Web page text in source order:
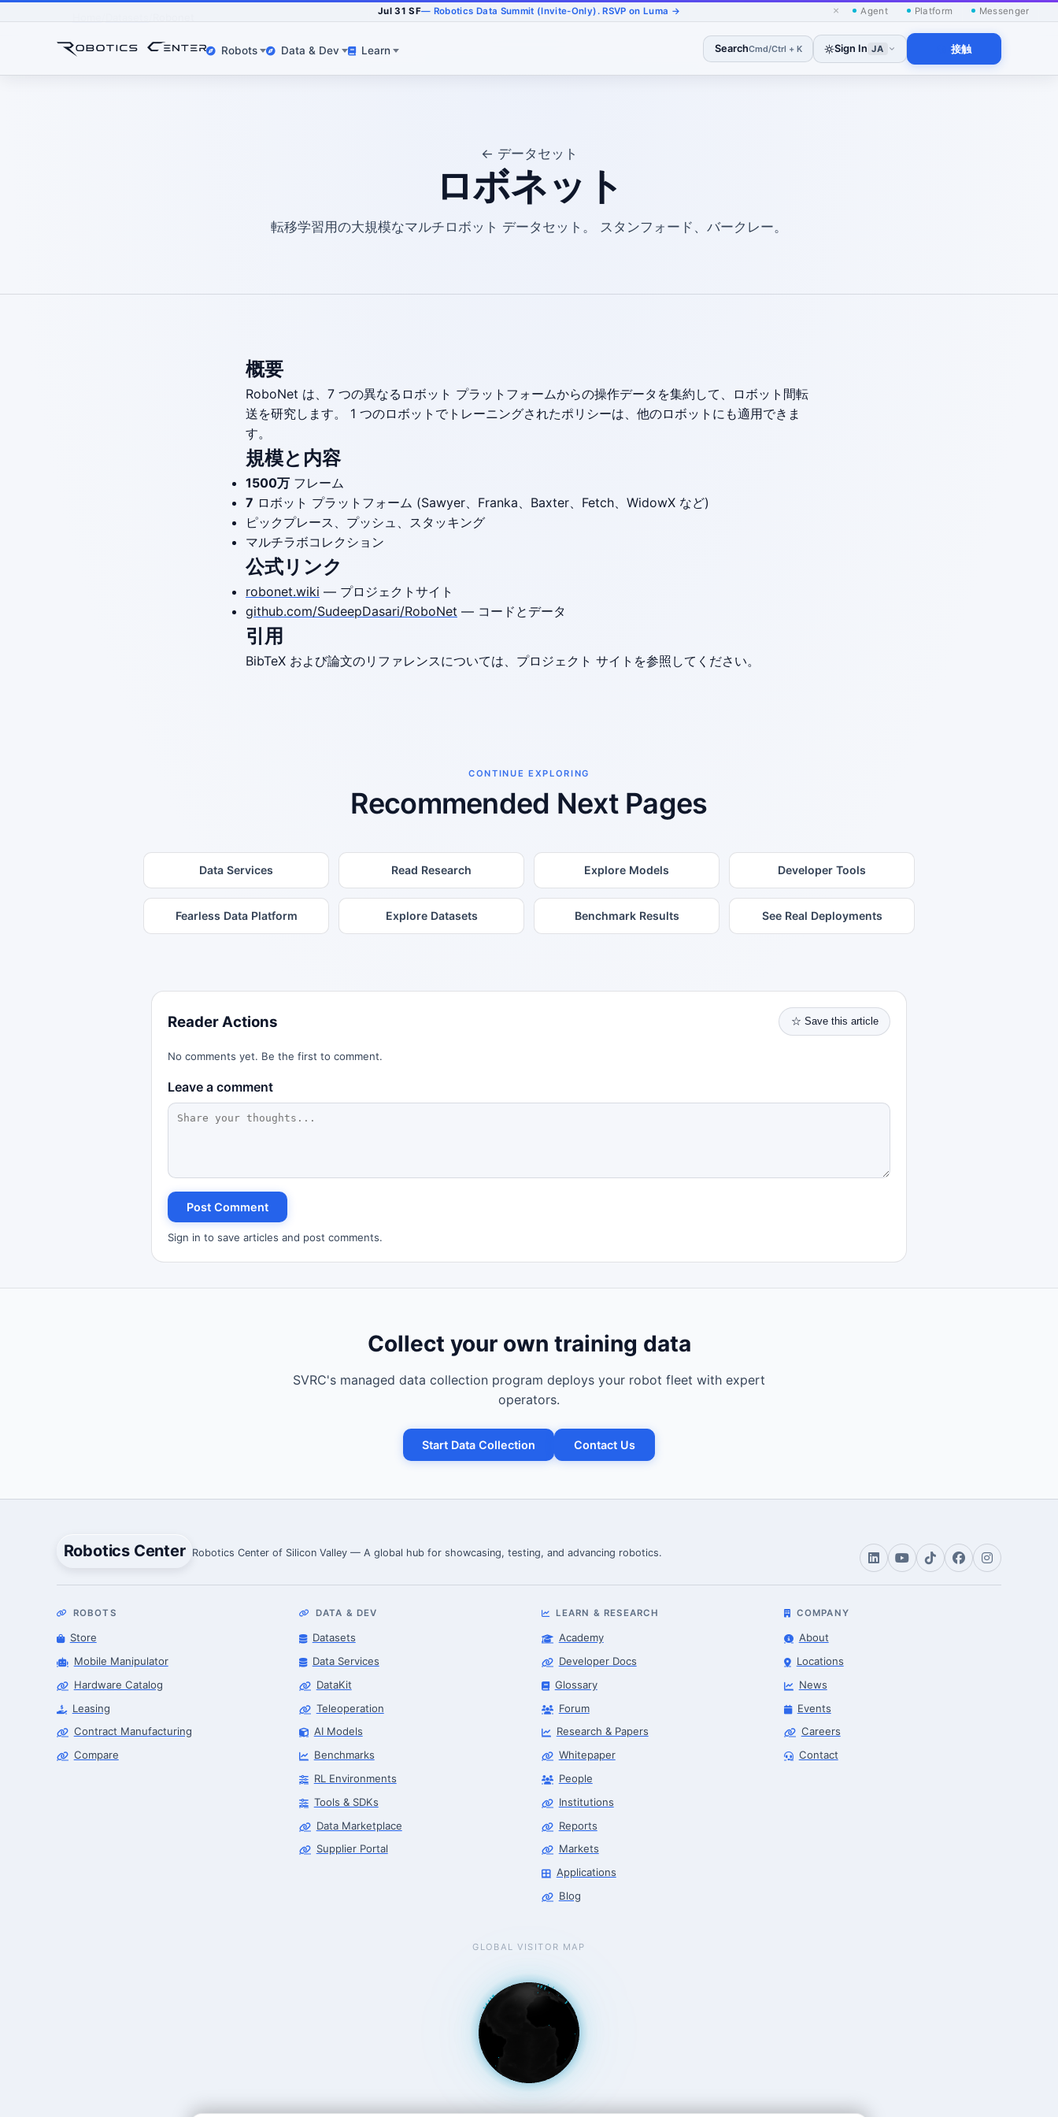
Jul 31 SF— Robotics Data Summit (Invite-Only). RSVP on Luma → × Agent Platform Messenger
Robots Data & Dev Learn SearchCmd/Ctrl + K Sign In JA 接触
← データセット
ロボネット
転移学習用の大規模なマルチロボット データセット。 スタンフォード、バークレー。
概要
RoboNet は、7 つの異なるロボット プラットフォームからの操作データを集約して、ロボット間転
送を研究します。 1 つのロボットでトレーニングされたポリシーは、他のロボットにも適用できま
す。
規模と内容
1500万 フレーム
7 ロボット プラットフォーム (Sawyer、Franka、Baxter、Fetch、WidowX など)
ピックプレース、プッシュ、スタッキング
マルチラボコレクション
公式リンク
robonet.wiki — プロジェクトサイト
github.com/SudeepDasari/RoboNet — コードとデータ
引用
BibTeX および論文のリファレンスについては、プロジェクト サイトを参照してください。
CONTINUE EXPLORING
Recommended Next Pages
Data Services Read Research Explore Models Developer Tools
Fearless Data Platform Explore Datasets Benchmark Results See Real Deployments
Reader Actions ☆ Save this article
No comments yet. Be the first to comment.
Leave a comment
Post Comment
Sign in to save articles and post comments.
Collect your own training data
SVRC's managed data collection program deploys your robot fleet with expert
operators.
Start Data Collection Contact Us
Robotics Center Robotics Center of Silicon Valley — A global hub for showcasing, testing, and advancing robotics.
ROBOTS
Store
Mobile Manipulator
Hardware Catalog
Leasing
Contract Manufacturing
Compare
DATA & DEV
Datasets
Data Services
DataKit
Teleoperation
AI Models
Benchmarks
RL Environments
Tools & SDKs
Data Marketplace
Supplier Portal
LEARN & RESEARCH
Academy
Developer Docs
Glossary
Forum
Research & Papers
Whitepaper
People
Institutions
Reports
Markets
Applications
Blog
COMPANY
About
Locations
News
Events
Careers
Contact
GLOBAL VISITOR MAP
Robotics Center of Silicon Valley · intake